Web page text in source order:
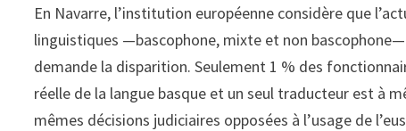
En Navarre, l’institution européenne considère que
linguistiques —bascophone, mixte et non bascophone—
demande la disparition. Seulement 1 % des
réelle de la langue basque et un seul traducteur est à
mêmes décisions judiciaires opposées à l’usage de